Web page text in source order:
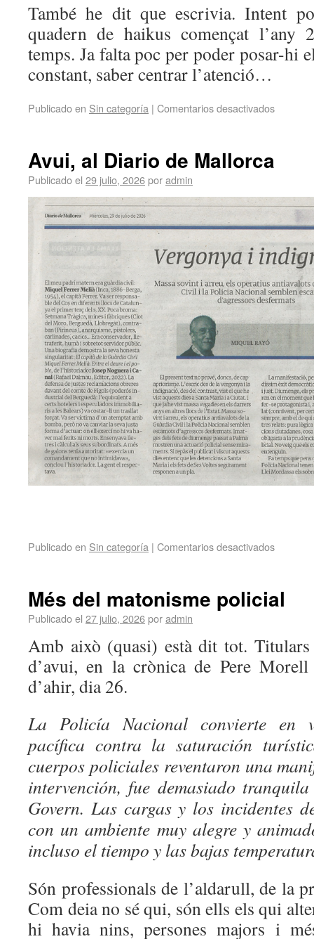
També he dit que escrivia. Intent
quadern de haikus començat
temps. Ja falta poc per poder posar-hi
constant, saber centrar l’atenció…
Publicado en Sin categoría | Comentarios desactivados
Avui, al Diario de Mallorca
Publicado el 29 julio, 2026poradmin
Publicado en Sin categoría | Comentarios desactivados
Més del matonisme policial
Publicado el 27 julio, 2026poradmin
Amb això (quasi) està dit tot.
d’avui, en la crònica de Pere
d’ahir, dia 26.
La Policía Nacional convierte en
pacífica contra la saturación
cuerpos policiales reventaron una
intervención, fue demasiado
Govern. Las cargas y los incidentes
con un ambiente muy alegre y
incluso el tiempo y las bajas
Són professionals de l’aldarull, de la
Com deia no sé qui, són ells els qui
hi havia nins, persones majors i